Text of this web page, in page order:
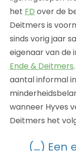
het FD over de
Deitmers is
sinds vorig jaar
eigenaar van de
Ende & Deitmers
aantal informal
wanneer Hyves
Deitmers het
(…) Een